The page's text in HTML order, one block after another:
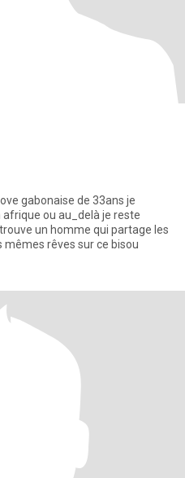
gabonaise de 33ans je
ou au_delà je reste
un homme qui partage les
rêves sur ce bisou